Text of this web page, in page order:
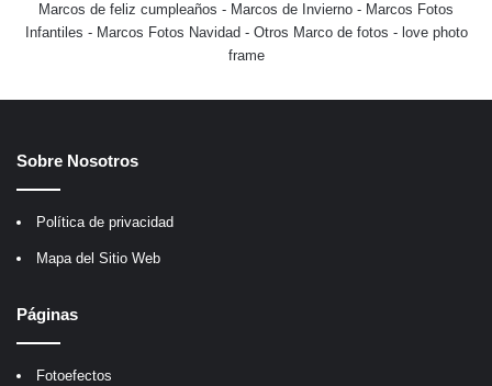
Marcos de feliz cumpleaños - Marcos de Invierno - Marcos Fotos
Infantiles - Marcos Fotos Navidad - Otros Marco de fotos - love photo
frame
Sobre Nosotros
Política de privacidad
Mapa del Sitio Web
Páginas
Fotoefectos